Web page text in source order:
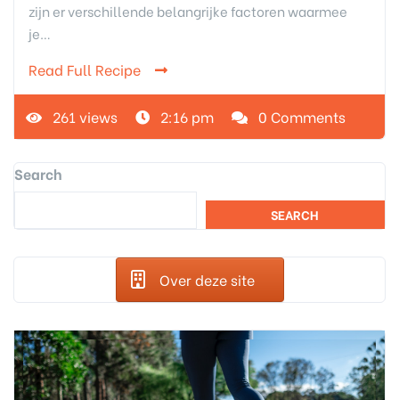
zijn er verschillende belangrijke factoren waarmee
je…
Read Full Recipe
261 views 2:16 pm 0 Comments
Search
SEARCH
Over deze site